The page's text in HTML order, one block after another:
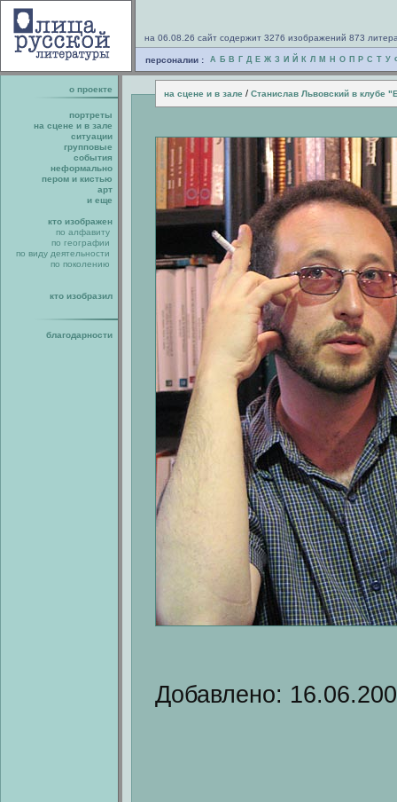
на 06.08.26 сайт содержит 3276 изображений 873
персоналии : А Б В Г Д Е Ж З И Й К Л М Н О П Р С Т У
о проекте на сцене и в зале / Станислав Львовский в клубе
портреты
на сцене и в зале
ситуации
групповые
события
неформально
пером и кистью
арт
и еще
кто изображен
по алфавиту
по географии
по виду деятельности
по поколению
кто изобразил
благодарности
Добавлено: